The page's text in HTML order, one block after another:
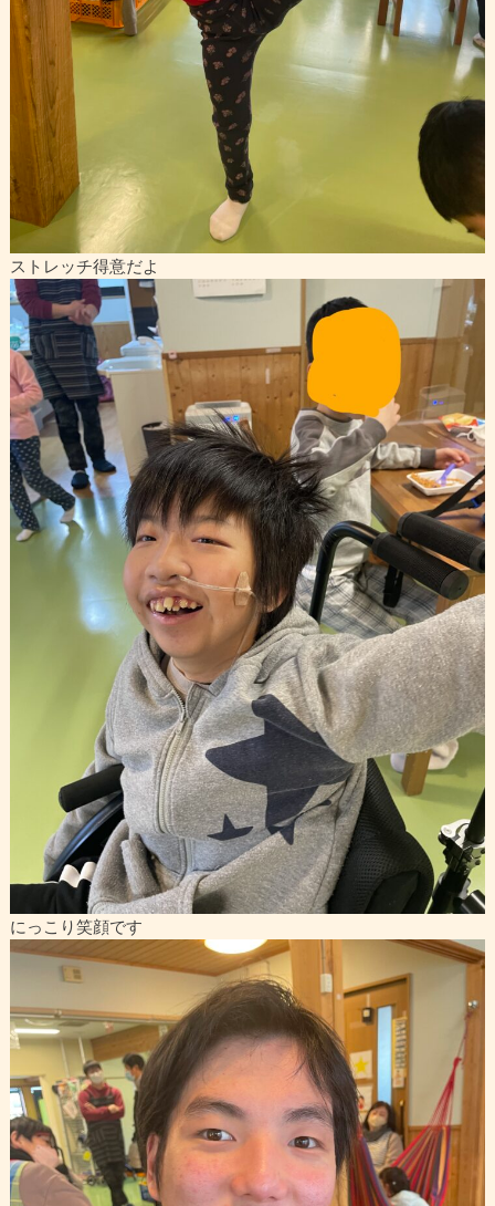
ストレッチ得意だよ
にっこり笑顔です